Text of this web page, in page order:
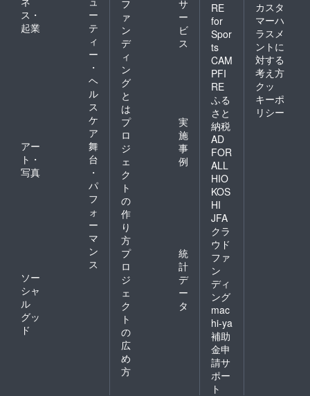
ス・
起業
ー
テ
ィ
ー
・
ヘ
ル
ス
ケ
ア
アー
ト・
写真
舞
台
・
パ
フ
ォ
ー
マ
ン
ス
ソー
シャ
ル
グッ
ド
フ
ァ
ン
デ
ィ
ン
グ
と
は
サ
ー
ビ
ス
プ
ロ
ジ
ェ
ク
ト
の
作
り
方
実
施
事
例
プ
ロ
ジ
ェ
ク
ト
の
広
め
方
統
計
デ
ー
タ
RE
for
Spor
ts
CAM
PFI
RE
ふる
さと
納税
AD
FOR
ALL
HIO
KOS
HI
JFA
クラ
ウド
ファ
ン
ディ
ング
mac
hi-ya
補助
金申
請サ
ポー
ト
カスタ
マーハ
ラスメ
ントに
対する
考え方
クッ
キーポ
リシー